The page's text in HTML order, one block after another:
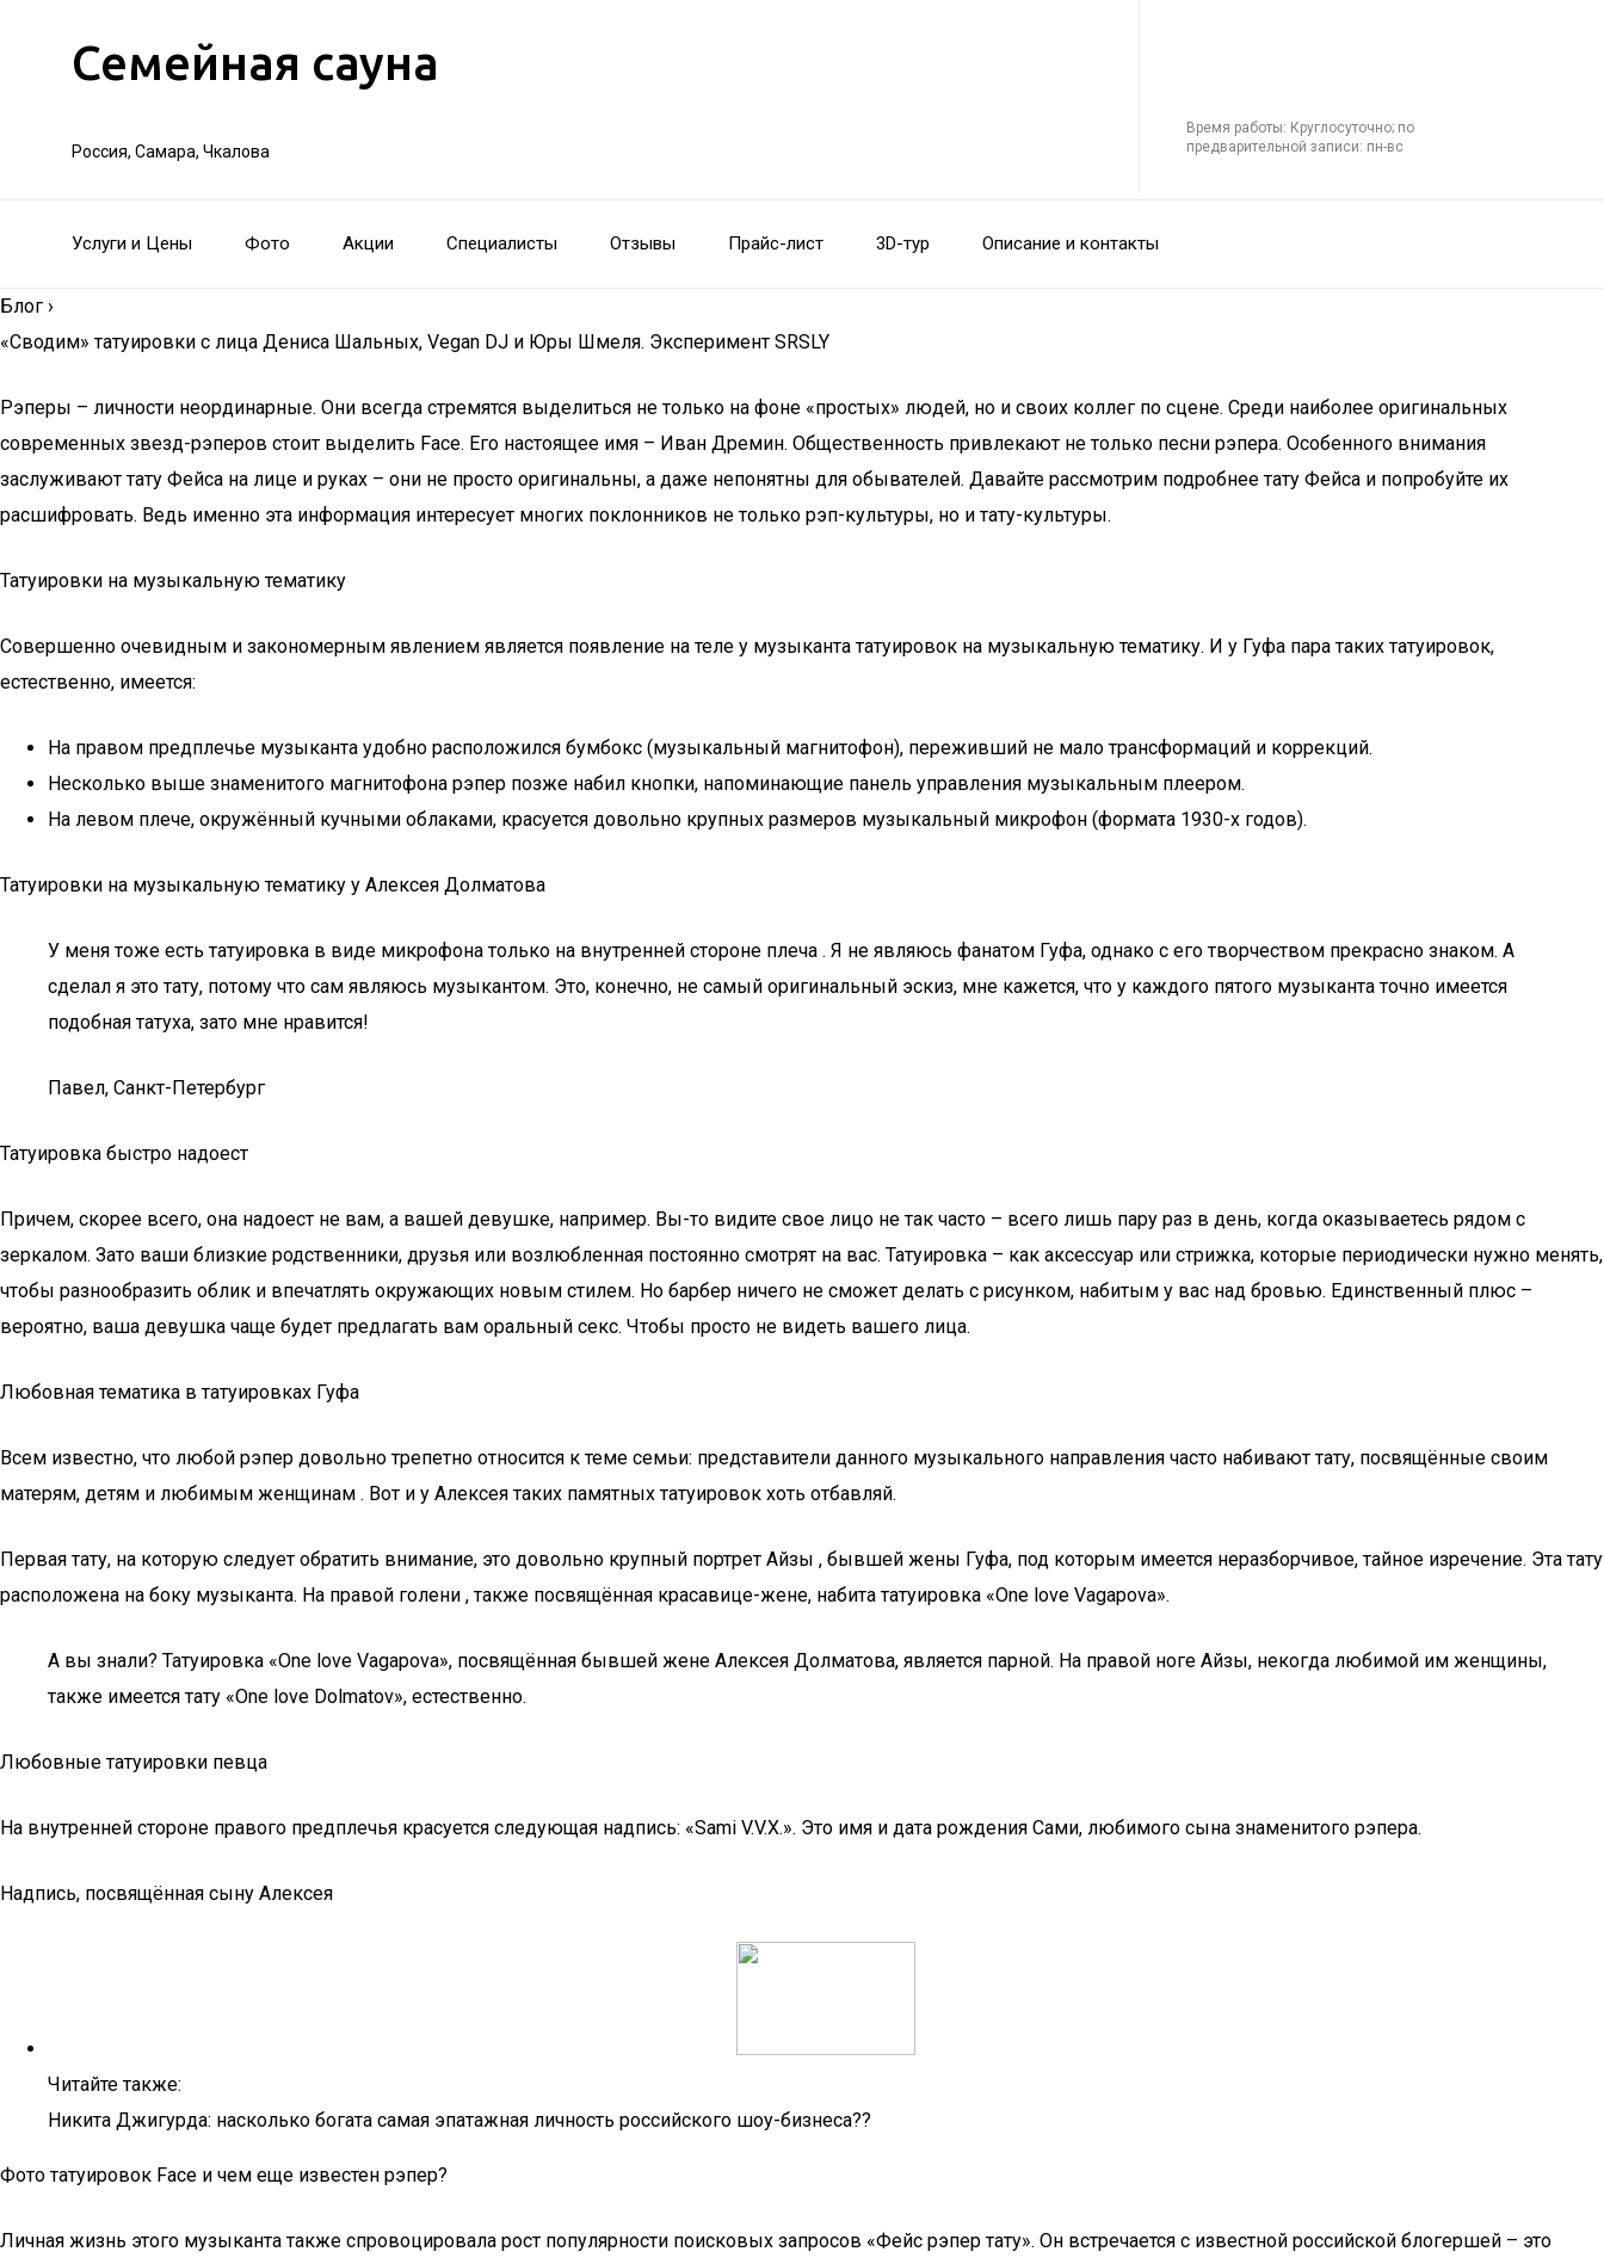
Семейная сауна
Россия, Самара, Чкалова
Время работы: Круглосуточно; по
предварительной записи: пн-вс
Услуги и Цены Фото Акции Специалисты Отзывы Прайс-лист 3D-тур Описание и контакты
Блог ›
«Сводим» татуировки с лица Дениса Шальных, Vegan DJ и Юры Шмеля. Эксперимент SRSLY
Рэперы – личности неординарные. Они всегда стремятся выделиться не только на фоне «простых» людей, но и своих коллег по сцене. Среди наиболее оригинальных
современных звезд-рэперов стоит выделить Face. Его настоящее имя – Иван Дремин. Общественность привлекают не только песни рэпера. Особенного внимания
заслуживают тату Фейса на лице и руках – они не просто оригинальны, а даже непонятны для обывателей. Давайте рассмотрим подробнее тату Фейса и попробуйте их
расшифровать. Ведь именно эта информация интересует многих поклонников не только рэп-культуры, но и тату-культуры.
Татуировки на музыкальную тематику
Совершенно очевидным и закономерным явлением является появление на теле у музыканта татуировок на музыкальную тематику. И у Гуфа пара таких татуировок,
естественно, имеется:
На правом предплечье музыканта удобно расположился бумбокс (музыкальный магнитофон), переживший не мало трансформаций и коррекций.
Несколько выше знаменитого магнитофона рэпер позже набил кнопки, напоминающие панель управления музыкальным плеером.
На левом плече, окружённый кучными облаками, красуется довольно крупных размеров музыкальный микрофон (формата 1930-х годов).
Татуировки на музыкальную тематику у Алексея Долматова
У меня тоже есть татуировка в виде микрофона только на внутренней стороне плеча . Я не являюсь фанатом Гуфа, однако с его творчеством прекрасно знаком. А
сделал я это тату, потому что сам являюсь музыкантом. Это, конечно, не самый оригинальный эскиз, мне кажется, что у каждого пятого музыканта точно имеется
подобная татуха, зато мне нравится!
Павел, Санкт-Петербург
Татуировка быстро надоест
Причем, скорее всего, она надоест не вам, а вашей девушке, например. Вы-то видите свое лицо не так часто – всего лишь пару раз в день, когда оказываетесь рядом с
зеркалом. Зато ваши близкие родственники, друзья или возлюбленная постоянно смотрят на вас. Татуировка – как аксессуар или стрижка, которые периодически нужно менять,
чтобы разнообразить облик и впечатлять окружающих новым стилем. Но барбер ничего не сможет делать с рисунком, набитым у вас над бровью. Единственный плюс –
вероятно, ваша девушка чаще будет предлагать вам оральный секс. Чтобы просто не видеть вашего лица.
Любовная тематика в татуировках Гуфа
Всем известно, что любой рэпер довольно трепетно относится к теме семьи: представители данного музыкального направления часто набивают тату, посвящённые своим
матерям, детям и любимым женщинам . Вот и у Алексея таких памятных татуировок хоть отбавляй.
Первая тату, на которую следует обратить внимание, это довольно крупный портрет Айзы , бывшей жены Гуфа, под которым имеется неразборчивое, тайное изречение. Эта тату
расположена на боку музыканта. На правой голени , также посвящённая красавице-жене, набита татуировка «One love Vagapova».
А вы знали? Татуировка «One love Vagapova», посвящённая бывшей жене Алексея Долматова, является парной. На правой ноге Айзы, некогда любимой им женщины,
также имеется тату «One love Dolmatov», естественно.
Любовные татуировки певца
На внутренней стороне правого предплечья красуется следующая надпись: «Sami V.V.X.». Это имя и дата рождения Сами, любимого сына знаменитого рэпера.
Надпись, посвящённая сыну Алексея
Читайте также:
Никита Джигурда: насколько богата самая эпатажная личность российского шоу-бизнеса??
Фото татуировок Face и чем еще известен рэпер?
Личная жизнь этого музыканта также спровоцировала рост популярности поисковых запросов «Фейс рэпер тату». Он встречается с известной российской блогершей – это